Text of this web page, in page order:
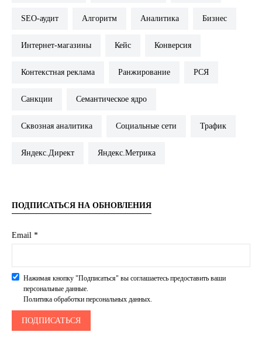
SEO-аудит Алгоритм Аналитика Бизнес
Интернет-магазины Кейс Конверсия
Контекстная реклама Ранжирование РСЯ
Санкции Семантическое ядро
Сквозная аналитика Социальные сети Трафик
Яндекс.Директ Яндекс.Метрика
ПОДПИСАТЬСЯ НА ОБНОВЛЕНИЯ
Email *
Нажимая кнопку "Подписаться" вы соглашаетесь предоставить ваши
персональные данные.
Политика обработки персональных данных.